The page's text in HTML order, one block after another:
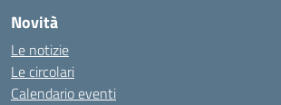
Novità
Le notizie
Le circolari
Calendario eventi